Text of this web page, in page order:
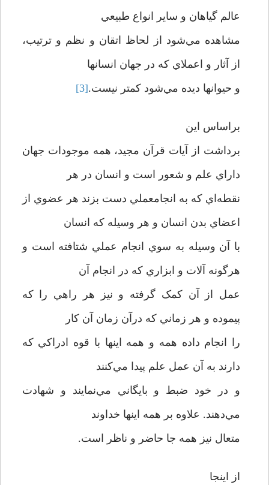
عالم گياهان و ساير انواع طبيعي
مشاهده مي‌شود از لحاظ اتقان و نظم و ترتيب،
از آثار و اعملاي که در جهان انسانها
و حيوانها ديده مي‌شود کمتر نيست.[3]
براساس اين
برداشت از آيات قرآن مجيد، همه موجودات جهان
داراي علم و شعور است و انسان در هر
نقطه‌اي که به انجامعملي دست بزند هر عضوي از
اعضاي بدن انسان و هر وسيله که انسان
با آن وسيله به سوي انجام عملي شتافته است و
هرگونه آلات و ابزاري که در انجام آن
عمل از آن کمک گرفته و نيز هر راهي را که
پيموده و هر زماني که درآن زمان آن کار
را انجام داده همه و همه اينها با قوه ادراکي که
دارند به آن عمل علم پيدا مي‌کنند
و در خود ضبط و بايگاني مي‌نمايند و شهادت
مي‌دهند. علاوه بر همه اينها خداوند
متعال نيز همه جا حاضر و ناظر است.
از اينجا